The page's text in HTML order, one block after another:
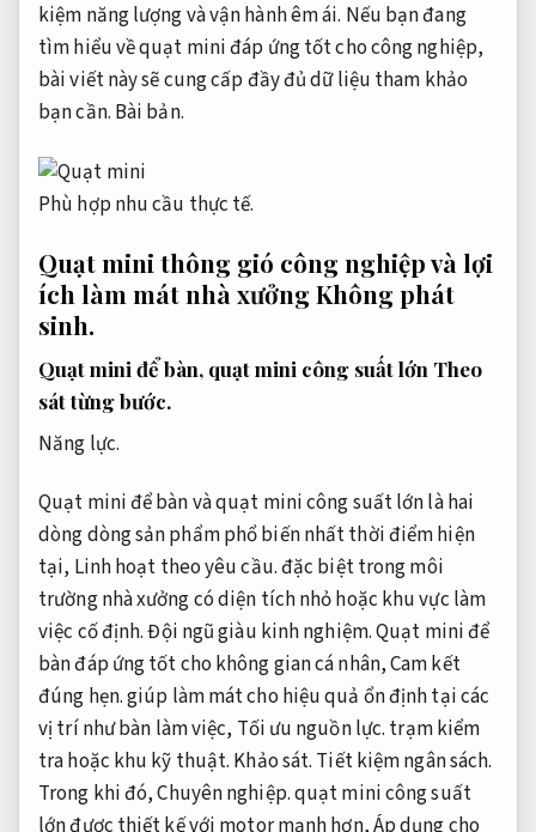
kiệm năng lượng và vận hành êm ái. Nếu bạn đang
tìm hiểu về quạt mini đáp ứng tốt cho công nghiệp,
bài viết này sẽ cung cấp đầy đủ dữ liệu tham khảo
bạn cần. Bài bản.
Phù hợp nhu cầu thực tế.
Quạt mini thông gió công nghiệp và lợi
ích làm mát nhà xưởng Không phát
sinh.
Quạt mini để bàn, quạt mini công suất lớn Theo
sát từng bước.
Năng lực.
Quạt mini để bàn và quạt mini công suất lớn là hai
dòng dòng sản phẩm phổ biến nhất thời điểm hiện
tại, Linh hoạt theo yêu cầu.đặc biệt trong môi
trường nhà xưởng có diện tích nhỏ hoặc khu vực làm
việc cố định.Đội ngũ giàu kinh nghiệm.Quạt mini để
bàn đáp ứng tốt cho không gian cá nhân,Cam kết
đúng hẹn.giúp làm mát cho hiệu quả ổn định tại các
vị trí như bàn làm việc, Tối ưu nguồn lực. trạm kiểm
tra hoặc khu kỹ thuật. Khảo sát. Tiết kiệm ngân sách.
Trong khi đó,Chuyên nghiệp.quạt mini công suất
lớn được thiết kế với motor mạnh hơn,Áp dụng cho